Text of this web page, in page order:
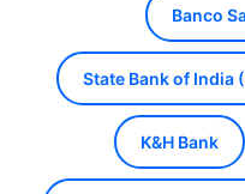
Banco
State Bank of India
K&H Bank